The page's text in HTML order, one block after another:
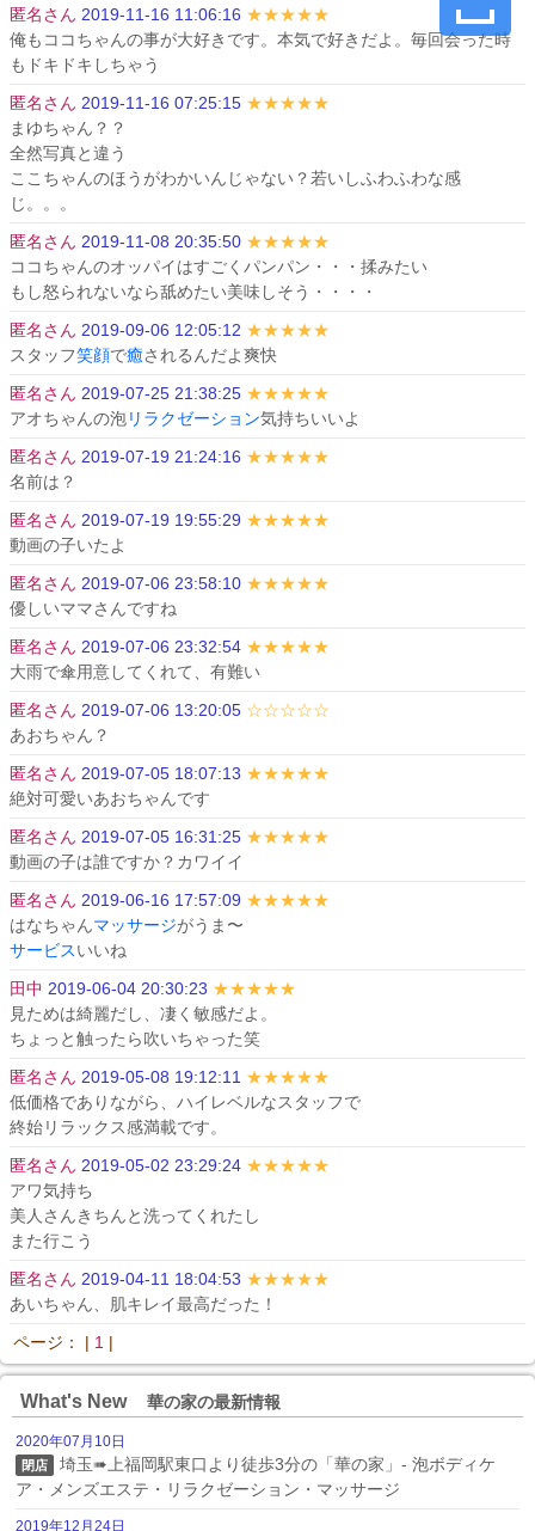
匿名さん 2019-11-16 11:06:16 ★★★★★
俺もココちゃんの事が大好きです。本気で好きだよ。毎回会った時
もドキドキしちゃう
匿名さん 2019-11-16 07:25:15 ★★★★★
まゆちゃん？？
全然写真と違う
ここちゃんのほうがわかいんじゃない？若いしふわふわな感
じ。。。
匿名さん 2019-11-08 20:35:50 ★★★★★
ココちゃんのオッパイはすごくパンパン・・・揉みたい
もし怒られないなら舐めたい美味しそう・・・・
匿名さん 2019-09-06 12:05:12 ★★★★★
スタッフ笑顔で癒されるんだよ爽快
匿名さん 2019-07-25 21:38:25 ★★★★★
アオちゃんの泡リラクゼーション気持ちいいよ
匿名さん 2019-07-19 21:24:16 ★★★★★
名前は？
匿名さん 2019-07-19 19:55:29 ★★★★★
動画の子いたよ
匿名さん 2019-07-06 23:58:10 ★★★★★
優しいママさんですね
匿名さん 2019-07-06 23:32:54 ★★★★★
大雨で傘用意してくれて、有難い
匿名さん 2019-07-06 13:20:05 ☆☆☆☆☆
あおちゃん？
匿名さん 2019-07-05 18:07:13 ★★★★★
絶対可愛いあおちゃんです
匿名さん 2019-07-05 16:31:25 ★★★★★
動画の子は誰ですか？カワイイ
匿名さん 2019-06-16 17:57:09 ★★★★★
はなちゃんマッサージ
サービスいいね
田中 2019-06-04 20:30:23 ★★★★★
見ためは綺麗だし、凄く敏感だよ。
ちょっと触ったら吹いちゃった笑
匿名さん 2019-05-08 19:12:11 ★★★★★
低価格でありながら、ハイレベルなスタッフで
終始リラックス感満載です。
匿名さん 2019-05-02 23:29:24 ★★★★★
アワ気持ち
美人さんきちんと洗ってくれたし
また行こう
匿名さん 2019-04-11 18:04:53 ★★★★★
あいちゃん、肌キレイ最高だった！
ページ： | 1 |
What's New 華の家の最新情報
2020年07月10日
閉店
埼玉➠上福岡駅東口より徒歩3分の「華の家」- 泡ボディケ
ア・メンズエステ・リラクゼーション・マッサージ
2019年12月24日